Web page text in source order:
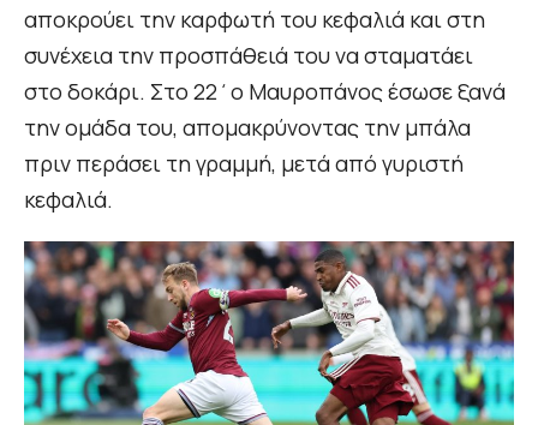
αποκρούει την καρφωτή του κεφαλιά και στη
συνέχεια την προσπάθειά του να σταματάει
στο δοκάρι. Στο 22΄ο Μαυροπάνος έσωσε ξανά
την ομάδα του, απομακρύνοντας την μπάλα
πριν περάσει τη γραμμή, μετά από γυριστή
κεφαλιά.